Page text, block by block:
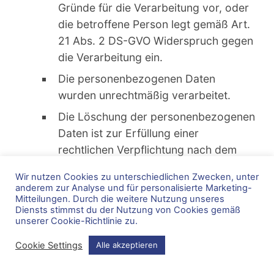
Gründe für die Verarbeitung vor, oder
die betroffene Person legt gemäß Art.
21 Abs. 2 DS-GVO Widerspruch gegen
die Verarbeitung ein.
Die personenbezogenen Daten
wurden unrechtmäßig verarbeitet.
Die Löschung der personenbezogenen
Daten ist zur Erfüllung einer
rechtlichen Verpflichtung nach dem
Mitgliedstaaten erforderlich, dem der
Verantwortliche unterliegt.
Die personenbezogenen Daten
wurden in Bezug auf angebotene
Dienste der Informationsgesellschaft
Wir nutzen Cookies zu unterschiedlichen Zwecken, unter
anderem zur Analyse und für personalisierte Marketing-
Mitteilungen. Durch die weitere Nutzung unseres
Diensts stimmst du der Nutzung von Cookies gemäß
unserer Cookie-Richtlinie zu.
Cookie Settings Alle akzeptieren